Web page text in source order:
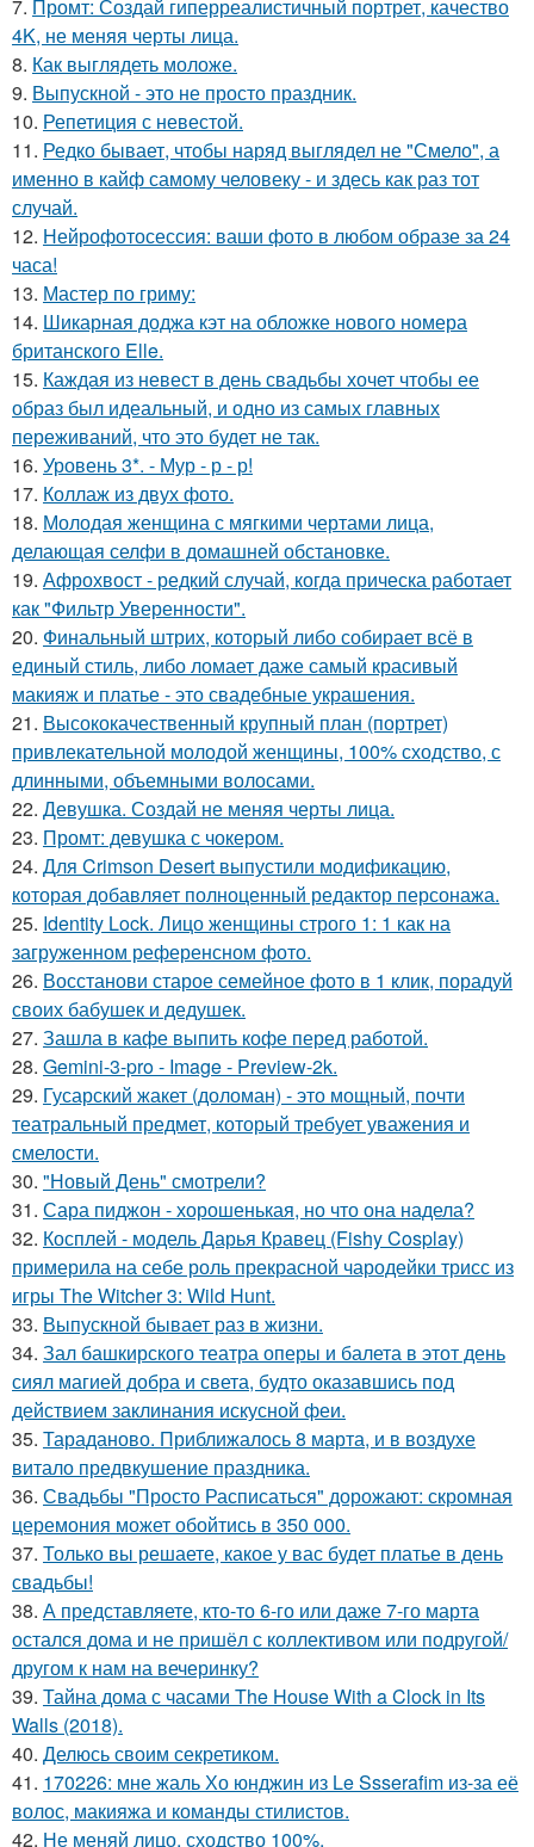
7. Промт: Создай гиперреалистичный портрет, качество
4K, не меняя черты лица.
8. Как выглядеть моложе.
9. Выпускной - это не просто праздник.
10. Репетиция с невестой.
11. Редко бывает, чтобы наряд выглядел не "Смело", а
именно в кайф самому человеку - и здесь как раз тот
случай.
12. Нейрофотосессия: ваши фото в любом образе за 24
часа!
13. Мастер по гриму:
14. Шикарная доджа кэт на обложке нового номера
британского Elle.
15. Каждая из невест в день свадьбы хочет чтобы ее
образ был идеальный, и одно из самых главных
переживаний, что это будет не так.
16. Уровень 3*. - Мур - р - р!
17. Коллаж из двух фото.
18. Молодая женщина с мягкими чертами лица,
делающая селфи в домашней обстановке.
19. Афрохвост - редкий случай, когда прическа работает
как "Фильтр Уверенности".
20. Финальный штрих, который либо собирает всё в
единый стиль, либо ломает даже самый красивый
макияж и платье - это свадебные украшения.
21. Высококачественный крупный план (портрет)
привлекательной молодой женщины, 100% сходство, с
длинными, объемными волосами.
22. Девушка. Создай не меняя черты лица.
23. Промт: девушка с чокером.
24. Для Crimson Desert выпустили модификацию,
которая добавляет полноценный редактор персонажа.
25. Identity Lock. Лицо женщины строго 1: 1 как на
загруженном референсном фото.
26. Восстанови старое семейное фото в 1 клик, порадуй
своих бабушек и дедушек.
27. Зашла в кафе выпить кофе перед работой.
28. Gemini-3-pro - Image - Preview-2k.
29. Гусарский жакет (доломан) - это мощный, почти
театральный предмет, который требует уважения и
смелости.
30. "Новый День" смотрели?
31. Сара пиджон - хорошенькая, но что она надела?
32. Косплей - модель Дарья Кравец (Fishy Cosplay)
примерила на себе роль прекрасной чародейки трисс из
игры The Witcher 3: Wild Hunt.
33. Выпускной бывает раз в жизни.
34. Зал башкирского театра оперы и балета в этот день
сиял магией добра и света, будто оказавшись под
действием заклинания искусной феи.
35. Тараданово. Приближалось 8 марта, и в воздухе
витало предвкушение праздника.
36. Свадьбы "Просто Расписаться" дорожают: скромная
церемония может обойтись в 350 000.
37. Только вы решаете, какое у вас будет платье в день
свадьбы!
38. А представляете, кто-то 6-го или даже 7-го марта
остался дома и не пришёл с коллективом или подругой/
другом к нам на вечеринку?
39. Тайна дома с часами The House With a Clock in Its
Walls (2018).
40. Делюсь своим секретиком.
41. 170226: мне жаль Хо юнджин из Le Ssserafim из-за её
волос, макияжа и команды стилистов.
42. Не меняй лицо, сходство 100%.